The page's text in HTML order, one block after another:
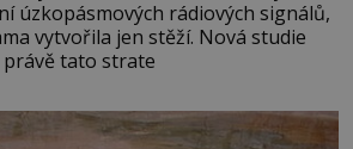
úzkopásmových rádiových signálů,
vytvořila jen stěží. Nová studie
právě tato strate